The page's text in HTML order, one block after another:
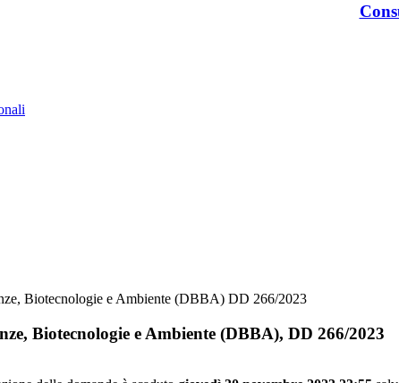
Biotecnologie e Ambiente (DBBA) DD 266/2023
Biotecnologie e Ambiente (DBBA), DD 266/2023